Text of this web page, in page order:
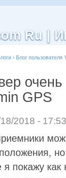
Ru |
› Блог пользователя
очень
GPS
2018 -
я покажу